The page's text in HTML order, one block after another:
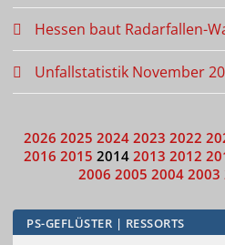
Hessen baut Radarfallen-
Unfallstatistik November
2026 2025 2024 2023 2022
2016 2015 2014 2013 2012
2006 2005 2004 2003
PS-GEFLÜSTER | RESSORTS